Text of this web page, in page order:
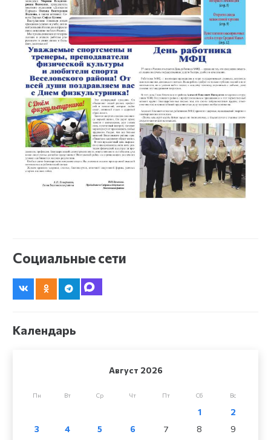
Социальные сети
Календарь
Август 2026
Пн Вт Ср Чт Пт Сб Вс
1
2
3
4 5 6 7 8
9